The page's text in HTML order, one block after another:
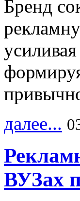
Бренд
далее...
ВУЗах